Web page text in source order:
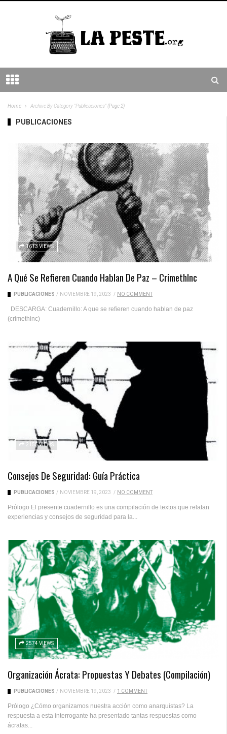
Home Archive By Category "Publicaciones"(Page 2)
PUBLICACIONES
1613 VIEWS
A Qué Se Refieren Cuando Hablan De Paz – CrimethInc
PUBLICACIONES / NOVIEMBRE 19, 2023 / NO COMMENT
DESCARGA: Cuadernillo: A que se refieren cuando hablan de paz
(crimethinc)
2155 VIEWS
Consejos De Seguridad: Guía Práctica
PUBLICACIONES / NOVIEMBRE 19, 2023 / NO COMMENT
Prólogo El presente cuadernillo es una compilación de textos que relatan
experiencias y consejos de seguridad para la...
2574 VIEWS
Organización Ácrata: Propuestas Y Debates (compilación)
PUBLICACIONES / NOVIEMBRE 19, 2023 / 1 COMMENT
Prólogo ¿Cómo organizamos nuestra acción como anarquistas? La
respuesta a esta interrogante ha presentado tantas respuestas como
ácratas...